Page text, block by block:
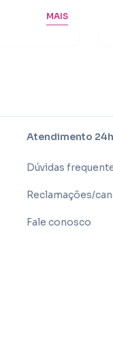
MAIS
Atendimento 24h
Dúvidas
Reclamações/
Fale conosco